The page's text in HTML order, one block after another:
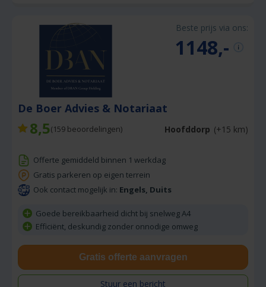
Beste prijs via ons:
1148,-
De Boer Advies & Notariaat
8,5(159 beoordelingen) Hoofddorp (+15 km)
Offerte gemiddeld binnen 1 werkdag
Gratis parkeren op eigen terrein
Ook contact mogelijk in: Engels, Duits
Goede bereikbaarheid dicht bij snelweg A4
Efficiënt, deskundig zonder onnodige omweg
Gratis offerte aanvragen
Stuur een bericht